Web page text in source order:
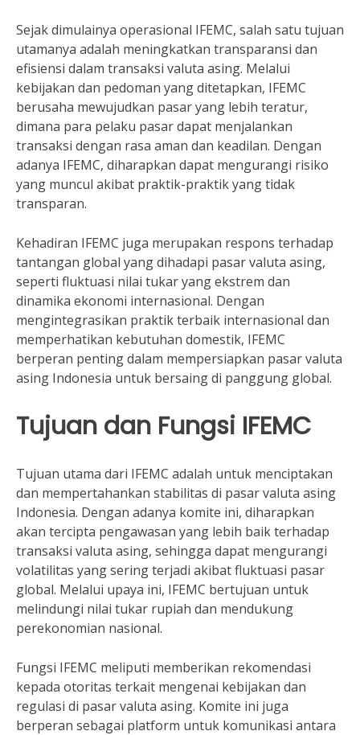
Sejak dimulainya operasional IFEMC, salah satu tujuan
utamanya adalah meningkatkan transparansi dan
efisiensi dalam transaksi valuta asing. Melalui
kebijakan dan pedoman yang ditetapkan, IFEMC
berusaha mewujudkan pasar yang lebih teratur,
dimana para pelaku pasar dapat menjalankan
transaksi dengan rasa aman dan keadilan. Dengan
adanya IFEMC, diharapkan dapat mengurangi risiko
yang muncul akibat praktik-praktik yang tidak
transparan.
Kehadiran IFEMC juga merupakan respons terhadap
tantangan global yang dihadapi pasar valuta asing,
seperti fluktuasi nilai tukar yang ekstrem dan
dinamika ekonomi internasional. Dengan
mengintegrasikan praktik terbaik internasional dan
memperhatikan kebutuhan domestik, IFEMC
berperan penting dalam mempersiapkan pasar valuta
asing Indonesia untuk bersaing di panggung global.
Tujuan dan Fungsi IFEMC
Tujuan utama dari IFEMC adalah untuk menciptakan
dan mempertahankan stabilitas di pasar valuta asing
Indonesia. Dengan adanya komite ini, diharapkan
akan tercipta pengawasan yang lebih baik terhadap
transaksi valuta asing, sehingga dapat mengurangi
volatilitas yang sering terjadi akibat fluktuasi pasar
global. Melalui upaya ini, IFEMC bertujuan untuk
melindungi nilai tukar rupiah dan mendukung
perekonomian nasional.
Fungsi IFEMC meliputi memberikan rekomendasi
kepada otoritas terkait mengenai kebijakan dan
regulasi di pasar valuta asing. Komite ini juga
berperan sebagai platform untuk komunikasi antara